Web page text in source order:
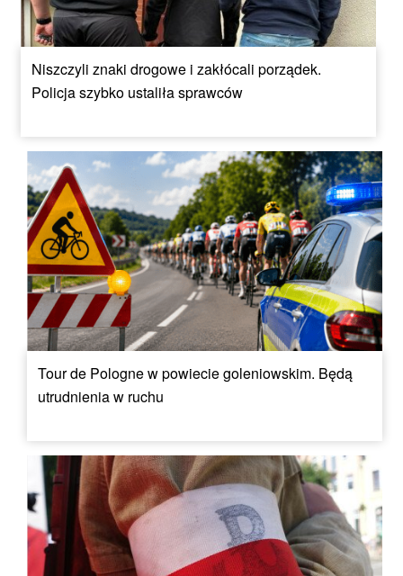
Niszczyli znaki drogowe i zakłócali porządek.
Policja szybko ustaliła sprawców
Tour de Pologne w powiecie goleniowskim. Będą
utrudnienia w ruchu